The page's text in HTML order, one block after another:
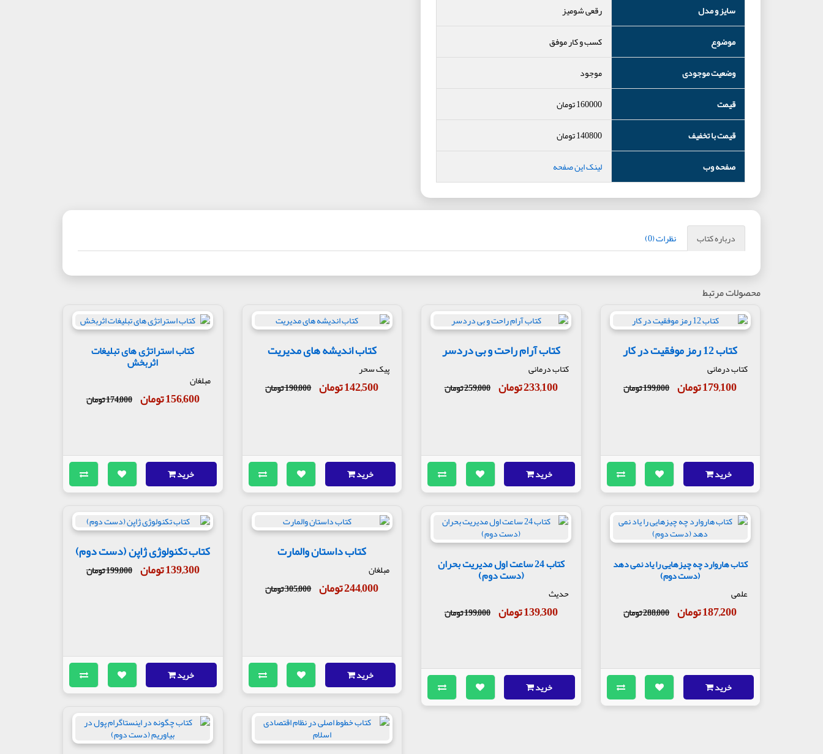
سایز و مدل
رقعی شومیز
موضوع
کسب و کار موفق
وضعیت موجودی
موجود
قیمت
160000تومان
قیمت با تخفیف
140800تومان
صفحه وب
لینک این صفحه
درباره کتاب نظرات (0)
محصولات مرتبط
کتاب 12 رمز موفقیت در کار
کتاب درمانی
179,100 تومان 199,000 تومان
خرید
کتاب آرام راحت و بی دردسر
کتاب درمانی
233,100 تومان 259,000 تومان
خرید
کتاب اندیشه های مدیریت
پیک سحر
142,500 تومان 190,000 تومان
خرید
کتاب استراتژی های تبلیغات
اثربخش
مبلغان
156,600 تومان 174,000 تومان
خرید
کتاب هاروارد چه چیزهایی را یاد نمی دهد
(دست دوم)
علمی
187,200 تومان 288,000 تومان
خرید
کتاب 24 ساعت اول مدیریت بحران
(دست دوم)
حدیث
139,300 تومان 199,000 تومان
خرید
کتاب داستان والمارت
مبلغان
244,000 تومان 305,000 تومان
خرید
کتاب تکنولوژی ژاپن (دست دوم)
139,300 تومان
199,000 تومان
خرید